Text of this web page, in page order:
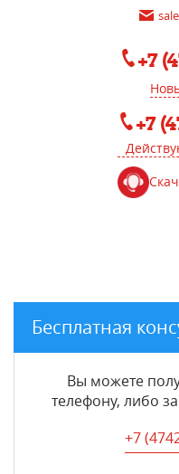
+7
+7
Бесплатная
Вы можете
телефону, либо
+7